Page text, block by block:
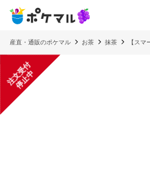
産直・通販のポケマル お茶 抹茶 【ス
注
文
受
付
停
止
中